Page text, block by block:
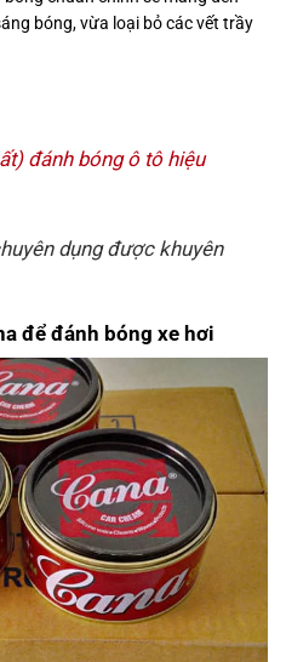
bóng, vừa loại bỏ các vết trầy
đánh bóng ô tô hiệu
dụng được khuyên
để đánh bóng xe hơi